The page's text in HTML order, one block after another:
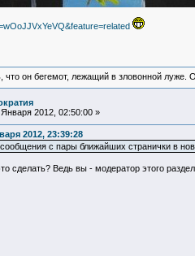
он бегемот, лежащий в зловонной
2012, 02:50:00 »
2012, 23:39:28
с пары ближайших странички в
сделать? Ведь вы - модератор этого